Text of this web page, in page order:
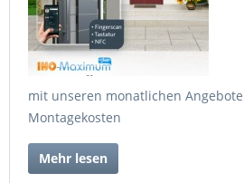
mit unseren monatlichen
Montagekosten
Mehr lesen